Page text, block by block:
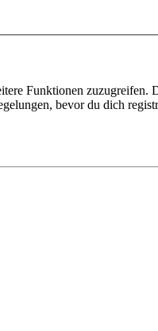
Funktionen zuzugreifen.
bevor du dich